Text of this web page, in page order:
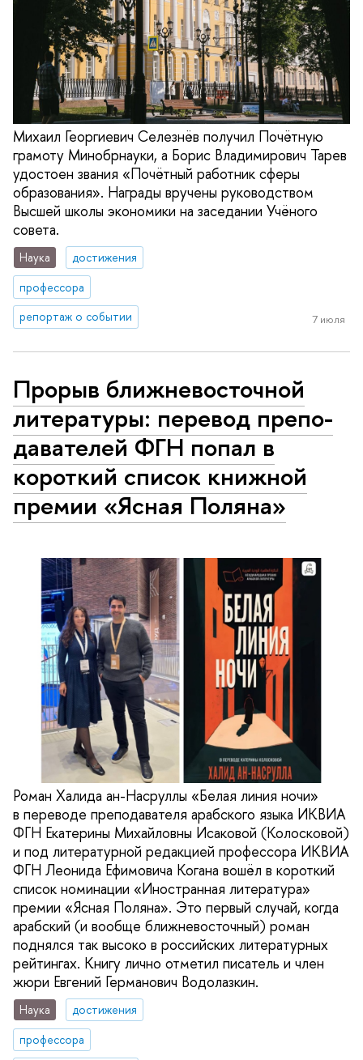
Михаил Георгиевич Селезнёв получил Почётную
грамоту Минобрнауки, а Борис Владимирович Тарев
удостоен звания «Почётный работник сферы
образования». Награды вручены руководством
Высшей школы экономики на заседании Учёного
совета.
Наука
достижения
профессора
репортаж о событии
7 июля
Прорыв ближ­не­во­сточ­ной
литературы: перевод пре­по­
да­ва­те­лей ФГН попал в
короткий список книжной
премии «Ясная Поляна»
Роман Халида ан-Насруллы «Белая линия ночи»
в переводе преподавателя арабского языка ИКВИА
ФГН Екатерины Михайловны Исаковой (Колосковой)
и под литературной редакцией профессора ИКВИА
ФГН Леонида Ефимовича Когана вошёл в короткий
список номинации «Иностранная литература»
премии «Ясная Поляна». Это первый случай, когда
арабский (и вообще ближневосточный) роман
поднялся так высоко в российских литературных
рейтингах. Книгу лично отметил писатель и член
жюри Евгений Германович Водолазкин.
Наука
достижения
профессора